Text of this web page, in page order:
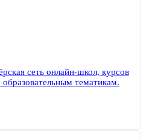
сеть онлайн-школ, курсов
тематикам.